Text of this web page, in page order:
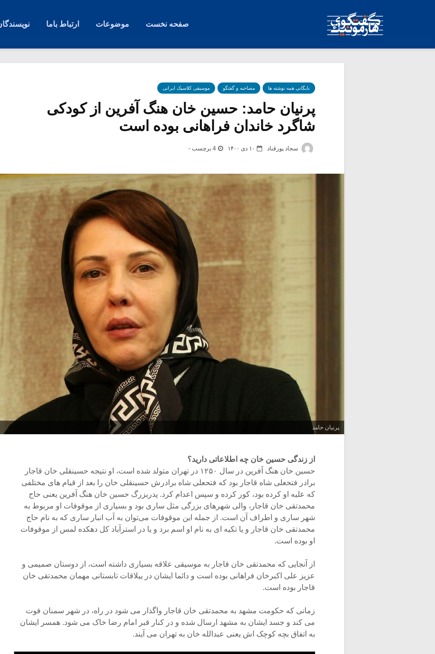
صفحه نخست موضوعات ارتباط باما
بایگانی همه نوشته ها مصاحبه و گفتگو موسیقی کلاسیک ایرانی
پرنیان حامد: حسین خان هنگ آفرین از کودکی
شاگرد خاندان فراهانی بوده است
سجاد پورقناد ۱۰ دی ۱۴۰۰ 4 برچسب -
پرنیان حامد
از زندگی حسین خان چه اطلاعاتی دارید؟
حسین خان هنگ آفرین در سال ۱۲۵۰ در تهران متولد شده است، او نتیجه حسینقلی خان قاجار
برادر فتحعلی شاه قاجار بود که فتحعلی شاه برادرش حسینقلی خان را بعد از قیام های مختلفی
که علیه او کرده بود، کور کرده و سپس اعدام کرد. پدربزرگ حسین خان هنگ آفرین یعنی حاج
محمدتقی خان قاجار، والی شهرهای بزرگی مثل ساری بود و بسیاری از موقوفات او مربوط به
شهر ساری و اطراف آن است. از جمله این موقوفات می‌توان به آب انبار ساری که به نام حاج
محمدتقی خان قاجار و یا تکیه ای به نام او اسم برد و یا در استرآباد کل دهکده لمس از موقوفات
او بوده است.
از آنجایی که محمدتقی خان قاجار به موسیقی علاقه بسیاری داشته است، از دوستان صمیمی و
عزیز علی اکبرخان فراهانی بوده است و دائما ایشان در ییلاقات تابستانی مهمان محمدتقی خان
قاجار بوده است.
زمانی که حکومت مشهد به محمدتقی خان قاجار واگذار می شود در راه، در شهر سمنان فوت
می کند و جسد ایشان به مشهد ارسال شده و در کنار قبر امام رضا خاک می شود. همسر ایشان
به اتفاق بچه کوچک اش یعنی عبدالله خان به تهران می آیند.